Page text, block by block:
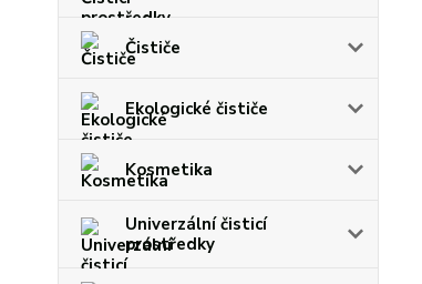
Čističe
Ekologické čističe
Kosmetika
Univerzální čisticí
prostředky